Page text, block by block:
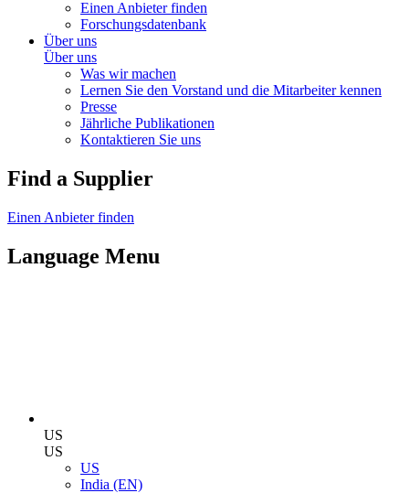
Einen Anbieter finden
Forschungsdatenbank
Über uns
Über uns
Was wir machen
Lernen Sie den Vorstand und die Mitarbeiter kennen
Presse
Jährliche Publikationen
Kontaktieren Sie uns
Find a Supplier
Einen Anbieter finden
Language Menu
US
US
US
India (EN)